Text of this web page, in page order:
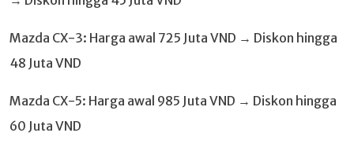
Mazda CX-3: Harga awal 725 Juta VND → Diskon hingga
48 Juta VND
Mazda CX-5: Harga awal 985 Juta VND → Diskon hingga
60 Juta VND